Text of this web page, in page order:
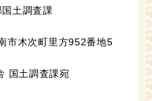
土調査課
市木次町里方952番地5
土調査課宛